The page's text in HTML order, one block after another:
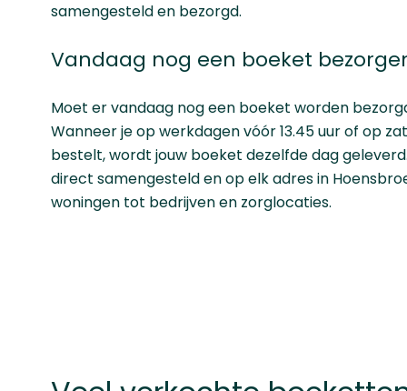
samengesteld en bezorgd.
Vandaag nog een boeket
Moet er vandaag nog een boeket worden
Wanneer je op werkdagen vóór 13.45 uur of op
bestelt, wordt jouw boeket dezelfde dag
direct samengesteld en op elk adres in
woningen tot bedrijven en zorglocaties.